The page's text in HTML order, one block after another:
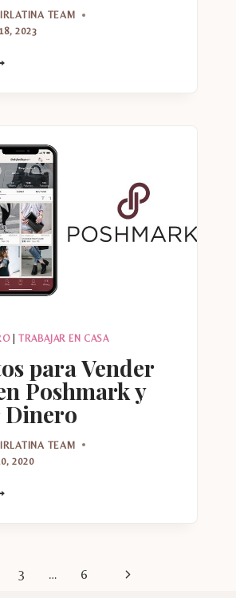
TEAM
2023
| TRABAJAR EN CASA
para Vender
Poshmark y
Dinero
TEAM
2020
3 … 6
Siguiente